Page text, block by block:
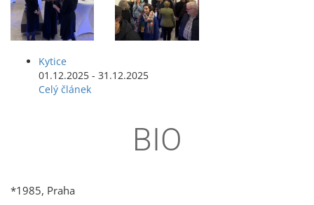
Kytice
01.12.2025 - 31.12.2025
Celý článek
BIO
*1985, Praha